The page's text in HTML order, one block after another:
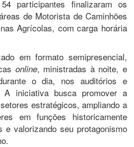
participantes finalizaram os
de Motorista de Caminhões
Agrícolas, com carga horária
em formato semipresencial,
online, ministradas à noite, e
o dia, nos auditórios e
A iniciativa busca promover a
estratégicos, ampliando a
em funções historicamente
e valorizando seu protagonismo